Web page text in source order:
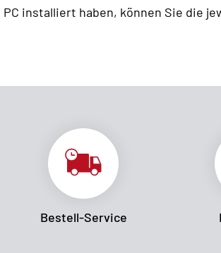
installiert haben, können Sie die
Bestell-Service